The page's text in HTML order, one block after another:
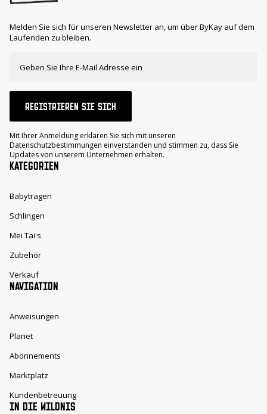
Melden Sie sich für unseren Newsletter an, um über ByKay auf dem
Laufenden zu bleiben.
REGISTRIEREN SIE SICH
Mit Ihrer Anmeldung erklären Sie sich mit unseren
Datenschutzbestimmungen einverstanden und stimmen zu, dass Sie
Updates von unserem Unternehmen erhalten.
KATEGORIEN
Babytragen
Schlingen
Mei Tai's
Zubehör
Verkauf
NAVIGATION
Anweisungen
Planet
Abonnements
Marktplatz
Kundenbetreuung
IN DIE WILDNIS